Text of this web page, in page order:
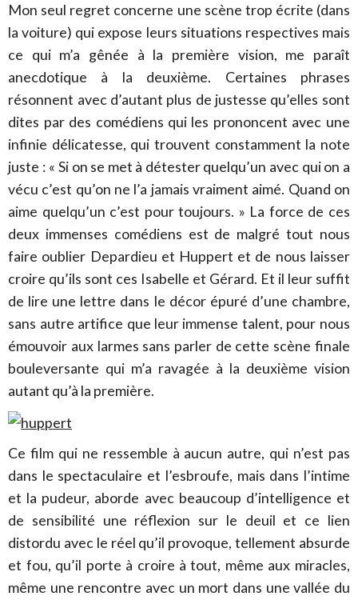
Mon seul regret concerne une scène trop écrite (dans
la voiture) qui expose leurs situations respectives mais
ce qui m’a gênée à la première vision, me paraît
anecdotique à la deuxième. Certaines phrases
résonnent avec d’autant plus de justesse qu’elles sont
dites par des comédiens qui les prononcent avec une
infinie délicatesse, qui trouvent constamment la note
juste : « Si on se met à détester quelqu’un avec qui on a
vécu c’est qu’on ne l’a jamais vraiment aimé. Quand on
aime quelqu’un c’est pour toujours. » La force de ces
deux immenses comédiens est de malgré tout nous
faire oublier Depardieu et Huppert et de nous laisser
croire qu’ils sont ces Isabelle et Gérard. Et il leur suffit
de lire une lettre dans le décor épuré d’une chambre,
sans autre artifice que leur immense talent, pour nous
émouvoir aux larmes sans parler de cette scène finale
bouleversante qui m’a ravagée à la deuxième vision
autant qu’à la première.
Ce film qui ne ressemble à aucun autre, qui n’est pas
dans le spectaculaire et l’esbroufe, mais dans l’intime
et la pudeur, aborde avec beaucoup d’intelligence et
de sensibilité une réflexion sur le deuil et ce lien
distordu avec le réel qu’il provoque, tellement absurde
et fou, qu’il porte à croire à tout, même aux miracles,
même une rencontre avec un mort dans une vallée du